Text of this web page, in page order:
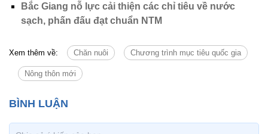
Bắc Giang nỗ lực cải thiện các chỉ tiêu về nước
sạch, phấn đấu đạt chuẩn NTM
Xem thêm về: Chăn nuôi Chương trình mục tiêu quốc gia
Nông thôn mới